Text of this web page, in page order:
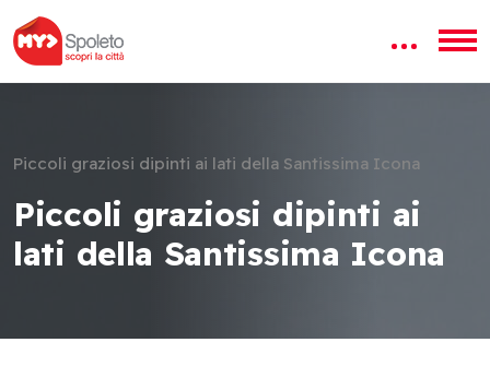
Piccoli graziosi dipinti ai lati della Santissima Icona
Piccoli graziosi dipinti ai
lati della Santissima Icona